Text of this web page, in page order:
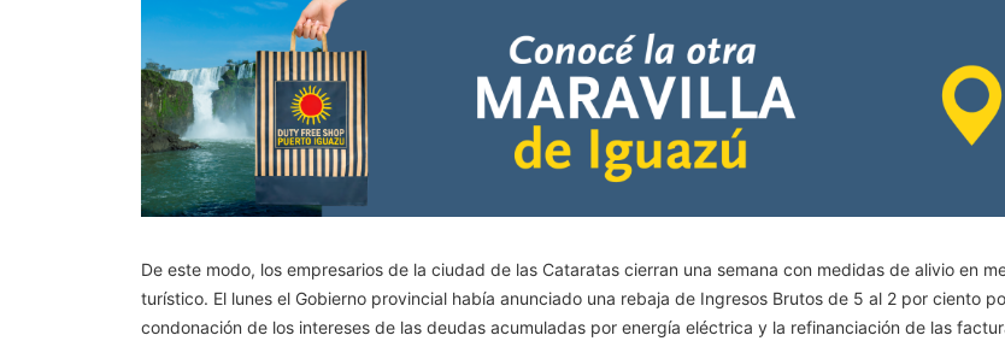
De este modo, los empresarios de la ciudad de las Cataratas cierran una semana con medidas de alivio en
turístico. El lunes el Gobierno provincial había anunciado una rebaja de Ingresos Brutos de 5 al 2 por ciento
condonación de los intereses de las deudas acumuladas por energía eléctrica y la refinanciación de las